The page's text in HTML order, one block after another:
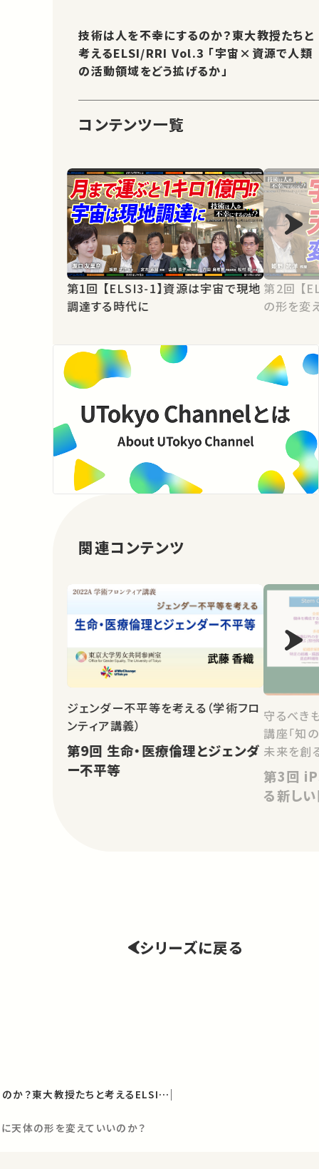
技術は人を不幸にするのか？東大教授たちと
考えるELSI/RRI Vol.3 「宇宙×資源で人類
の活動領域をどう拡げるか」
コンテンツ一覧
第1回 【ELSI3-1】資源は宇宙で現地
調達する時代に
第2回 【ELSI3-2】開発のために天体
の形を変
関連コンテンツ
ジェンダー不平等を考える（学術フロ
ンティア講義）
第9回 生命・医療倫理とジェンダ
ー不平等
守るべき
講座「
未来を創
第3回 iPS細胞技術が可能にす
る新し
シリーズに戻る
技術は人を不幸にするのか？東大教授たちと考えるELSI/RRI Vol.3 「宇宙×資源で人類の活動領域をどう拡げるか」
天体の形を変えていいのか？